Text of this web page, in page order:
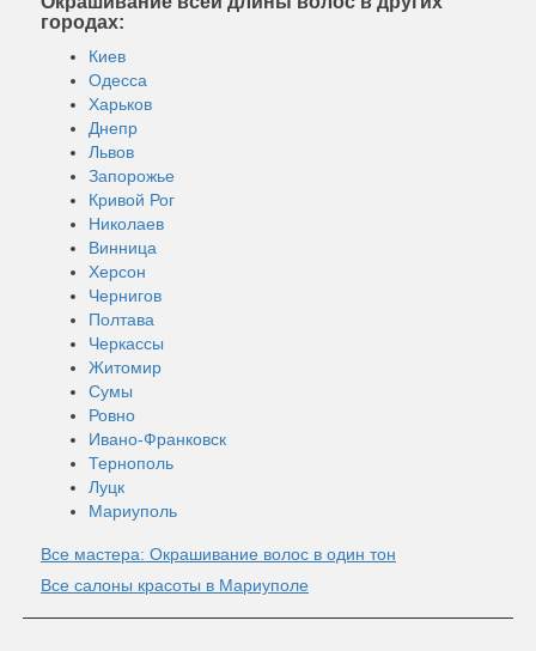
городах:
Киев
Одесса
Харьков
Днепр
Львов
Запорожье
Кривой Рог
Николаев
Винница
Херсон
Чернигов
Полтава
Черкассы
Житомир
Сумы
Ровно
Ивано-Франковск
Тернополь
Луцк
Мариуполь
Все мастера: Окрашивание волос в один тон
Все салоны красоты в Мариуполе